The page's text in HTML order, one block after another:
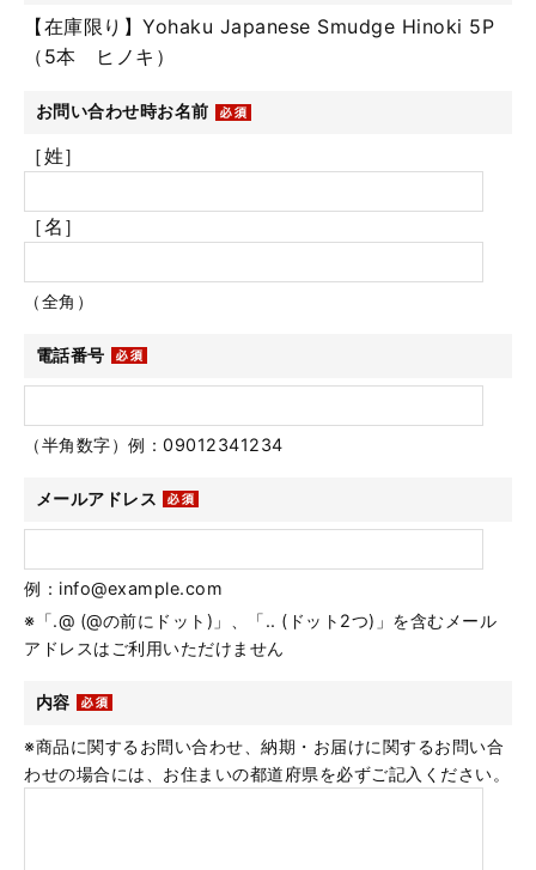
【在庫限り】Yohaku Japanese Smudge Hinoki 5P
（5本 ヒノキ）
お問い合わせ時お名前
［姓］
［名］
（全角）
電話番号
（半角数字）例：09012341234
メールアドレス
例：info@example.com
※「.@ (@の前にドット)」、「.. (ドット2つ)」を含むメール
アドレスはご利用いただけません
内容
※商品に関するお問い合わせ、納期・お届けに関するお問い合
わせの場合には、お住まいの都道府県を必ずご記入ください。